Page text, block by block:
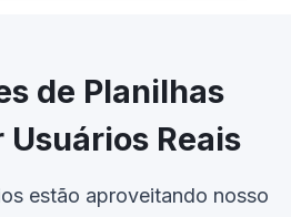
de Planilhas
Reais
estão aproveitando nosso